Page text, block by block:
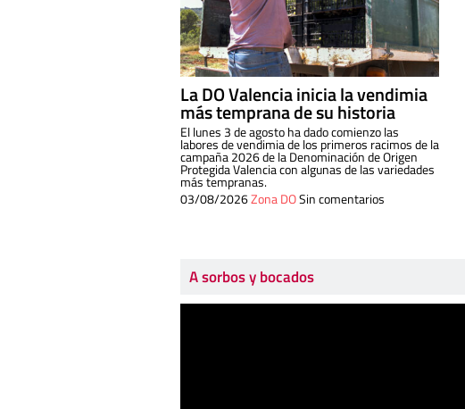
La DO Valencia inicia la vendimia
más temprana de su historia
El lunes 3 de agosto ha dado comienzo las
labores de vendimia de los primeros racimos de la
campaña 2026 de la Denominación de Origen
Protegida Valencia con algunas de las variedades
más tempranas.
03/08/2026Zona DOSin comentarios
A sorbos y bocados